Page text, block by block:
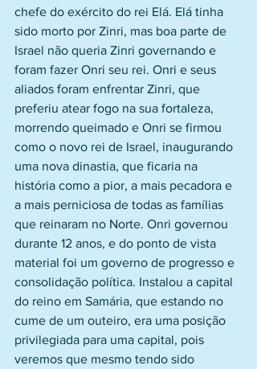
chefe do exército do rei Elá. Elá tinha
sido morto por Zinri, mas boa parte de
Israel não queria Zinri governando e
foram fazer Onri seu rei. Onri e seus
aliados foram enfrentar Zinri, que
preferiu atear fogo na sua fortaleza,
morrendo queimado e Onri se firmou
como o novo rei de Israel, inaugurando
uma nova dinastia, que ficaria na
história como a pior, a mais pecadora e
a mais perniciosa de todas as famílias
que reinaram no Norte. Onri governou
durante 12 anos, e do ponto de vista
material foi um governo de progresso e
consolidação política. Instalou a capital
do reino em Samária, que estando no
cume de um outeiro, era uma posição
privilegiada para uma capital, pois
veremos que mesmo tendo sido